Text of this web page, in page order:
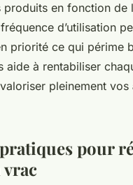
produits en fonction de
d’utilisation
priorité ce qui périme
aide à rentabiliser
pleinement vos
pour
vrac